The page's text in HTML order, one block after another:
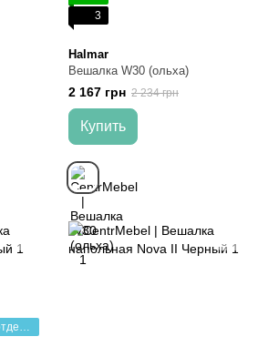
3
Halmar
Вешалка W30 (ольха)
2 167 грн 2 234 грн
Купить
Бесплатная доставка в отделение НП